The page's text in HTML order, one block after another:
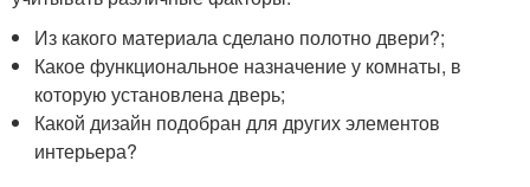
Из какого материала сделано полотно двери?;
Какое функциональное назначение у комнаты, в
которую установлена дверь;
Какой дизайн подобран для других элементов
интерьера?